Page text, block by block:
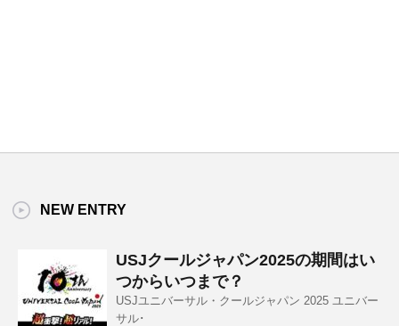
NEW ENTRY
USJクールジャパン2025の期間はい
つからいつまで？
USJユニバーサル・クールジャパン 2025 ユニバー
サル･